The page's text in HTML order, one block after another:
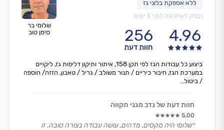
שלומי בר
סימן טוב
נבדק לאחרונה לפני 3 ימים
4.96
256
חוות דעת
ביצוע כל עבודות הגז לפי תקן 158, איתור ותיקון דליפות גז, ליקויים
במערכת הגז, חיבור כיריים / תנור משולב / גריל / טאבון, הזזה/ הוספה
/ ביטול...
חוות דעת של נדב מגני תקווה
5.00
״שלומי היה מקסים, מדהים, עושה עבודה בצורה טובה, זו